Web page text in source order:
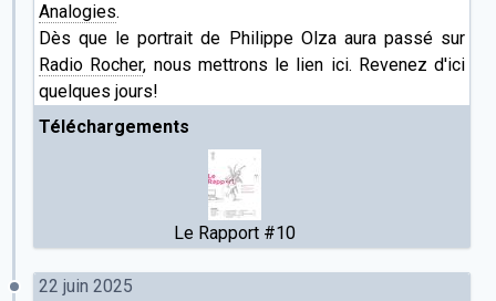
Analogies.
Dès que le portrait de Philippe Olza aura passé sur
Radio Rocher, nous mettrons le lien ici. Revenez d'ici
quelques jours!
Téléchargements
Le Rapport #10
22 juin 2025